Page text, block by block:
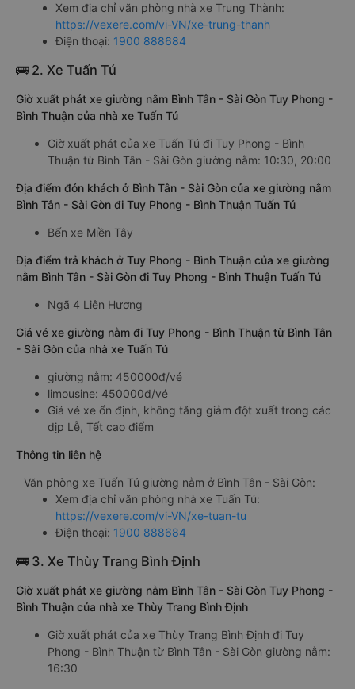
Xem địa chỉ văn phòng nhà xe Trung Thành:
https://vexere.com/vi-VN/xe-trung-thanh
Điện thoại: 1900 888684
🚌 2. Xe Tuấn Tú
Giờ xuất phát xe giường nằm Bình Tân - Sài Gòn Tuy Phong -
Bình Thuận của nhà xe Tuấn Tú
Giờ xuất phát của xe Tuấn Tú đi Tuy Phong - Bình
Thuận từ Bình Tân - Sài Gòn giường nằm: 10:30, 20:00
Địa điểm đón khách ở Bình Tân - Sài Gòn của xe giường nằm
Bình Tân - Sài Gòn đi Tuy Phong - Bình Thuận Tuấn Tú
Bến xe Miền Tây
Địa điểm trả khách ở Tuy Phong - Bình Thuận của xe giường
nằm Bình Tân - Sài Gòn đi Tuy Phong - Bình Thuận Tuấn Tú
Ngã 4 Liên Hương
Giá vé xe giường nằm đi Tuy Phong - Bình Thuận từ Bình Tân
- Sài Gòn của nhà xe Tuấn Tú
giường nằm: 450000đ/vé
limousine: 450000đ/vé
Giá vé xe ổn định, không tăng giảm đột xuất trong các
dịp Lễ, Tết cao điểm
Thông tin liên hệ
Văn phòng xe Tuấn Tú giường nằm ở Bình Tân - Sài Gòn:
Xem địa chỉ văn phòng nhà xe Tuấn Tú:
https://vexere.com/vi-VN/xe-tuan-tu
Điện thoại: 1900 888684
🚌 3. Xe Thùy Trang Bình Định
Giờ xuất phát xe giường nằm Bình Tân - Sài Gòn Tuy Phong -
Bình Thuận của nhà xe Thùy Trang Bình Định
Giờ xuất phát của xe Thùy Trang Bình Định đi Tuy
Phong - Bình Thuận từ Bình Tân - Sài Gòn giường nằm:
16:30